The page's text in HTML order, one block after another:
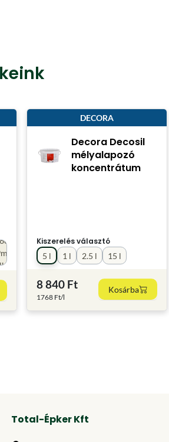
DECORA
Decora Decosil
mélyalapozó
koncentrátum
Kiszerelés választó
1 l
2.5 l
5 l 15 l
8 840 Ft
1768 Ft/l
Kosárba
Total-Épker Kft